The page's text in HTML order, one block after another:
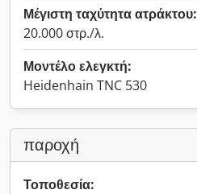
Μέγιστη ταχύτητα ατράκτου:
20.000 στρ./λ.
Μοντέλο ελεγκτή:
Heidenhain TNC 530
παροχή
Τοποθεσία: